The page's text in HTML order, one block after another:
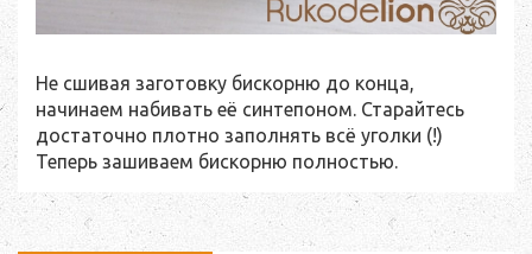
Не сшивая заготовку бискорню до конца,
начинаем набивать её синтепоном. Старайтесь
достаточно плотно заполнять всё уголки (!)
Теперь зашиваем бискорню полностью.